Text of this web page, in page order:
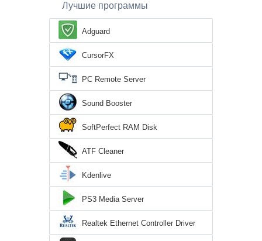
Лучшие программы
Adguard
CursorFX
PC Remote Server
Sound Booster
SoftPerfect RAM Disk
ATF Cleaner
Kdenlive
PS3 Media Server
Realtek Ethernet Controller Driver